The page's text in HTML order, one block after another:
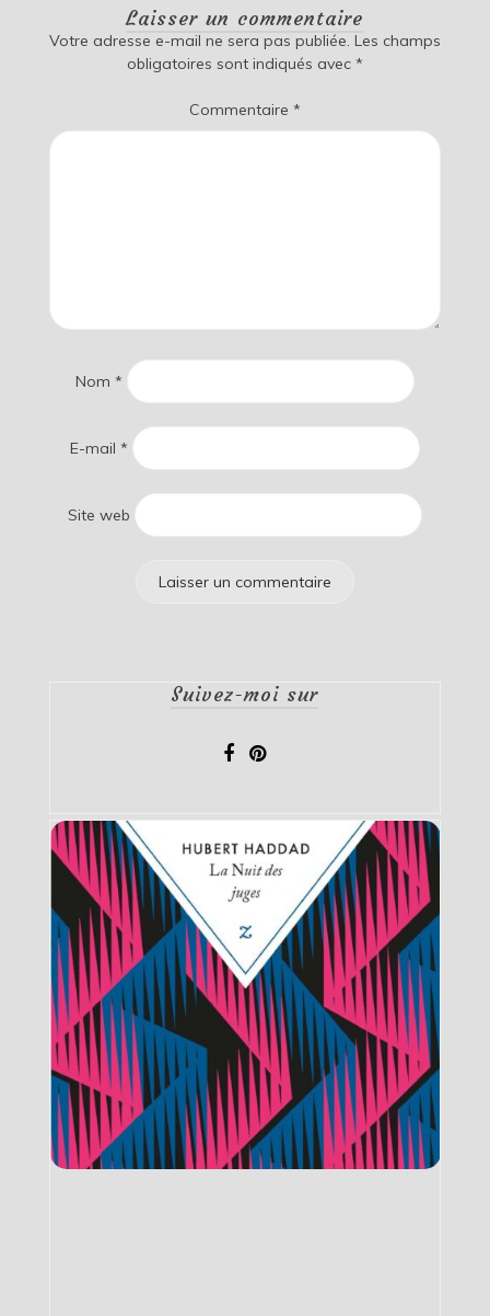
Laisser un commentaire
Votre adresse e-mail ne sera pas publiée. Les champs
obligatoires sont indiqués avec *
Commentaire *
Nom *
E-mail *
Site web
Suivez-moi sur